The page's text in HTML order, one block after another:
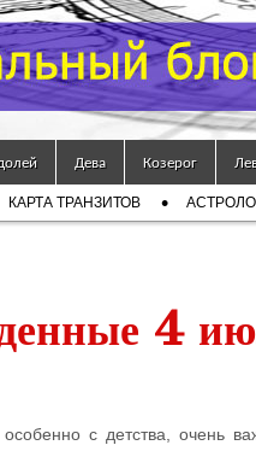
Дева Козерог
КАРТА ТРАНЗИТОВ
4
особенно с детства, очень